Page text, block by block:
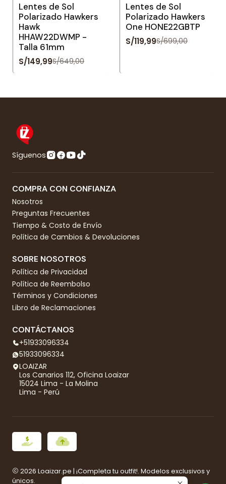
Lentes de Sol
Polarizado Hawkers
Hawk
HHAW22DWMP -
Talla 61mm
S/149,99S/649,00
Lentes de Sol
Polarizado Hawkers
One HONE22GBTP
S/119,99S/699,00
Síguenos
COMPRA CON CONFIANZA
Nosotros
Preguntas Frecuentes
Tiempo & Costo de Envío
Política de Cambios & Devoluciones
SOBRE NOSOTROS
Política de Privacidad
Política de Reembolso
Términos y Condiciones
Libro de Reclamaciones
CONTÁCTANOS
+51933096334
51933096334
LOAIZAR
Los Canarios 112, Oficina Loaizar
15024 Lima - La Molina
Lima - Perú
2026 Loaizar.pe | ¡Completa tu outfit!. Modelos exclusivos y
únicos.